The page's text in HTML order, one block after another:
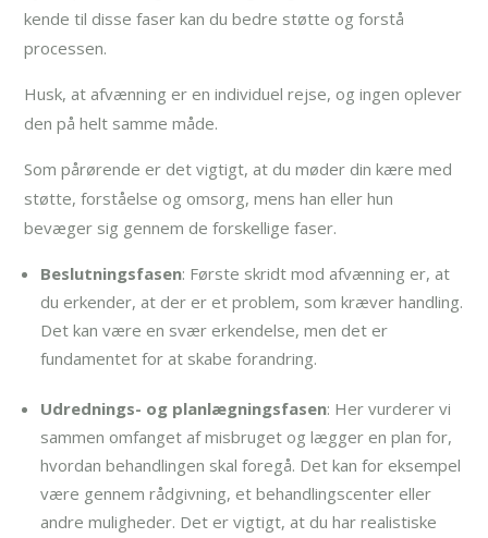
kende til disse faser kan du bedre støtte og forstå
processen.
Husk, at afvænning er en individuel rejse, og ingen oplever
den på helt samme måde.
Som pårørende er det vigtigt, at du møder din kære med
støtte, forståelse og omsorg, mens han eller hun
bevæger sig gennem de forskellige faser.
Beslutningsfasen: Første skridt mod afvænning er, at
du erkender, at der er et problem, som kræver handling.
Det kan være en svær erkendelse, men det er
fundamentet for at skabe forandring.
Udrednings- og planlægningsfasen: Her vurderer vi
sammen omfanget af misbruget og lægger en plan for,
hvordan behandlingen skal foregå. Det kan for eksempel
være gennem rådgivning, et behandlingscenter eller
andre muligheder. Det er vigtigt, at du har realistiske